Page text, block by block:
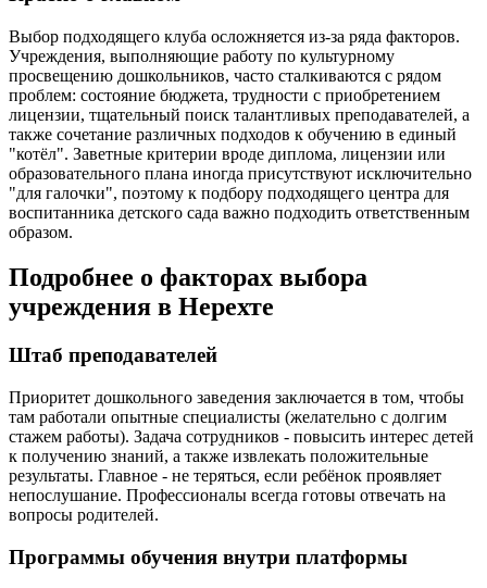
Выбор подходящего клуба осложняется из-за ряда факторов.
Учреждения, выполняющие работу по культурному
просвещению дошкольников, часто сталкиваются с рядом
проблем: состояние бюджета, трудности с приобретением
лицензии, тщательный поиск талантливых преподавателей, а
также сочетание различных подходов к обучению в единый
"котёл". Заветные критерии вроде диплома, лицензии или
образовательного плана иногда присутствуют исключительно
"для галочки", поэтому к подбору подходящего центра для
воспитанника детского сада важно подходить ответственным
образом.
Подробнее о факторах выбора
учреждения в Нерехте
Штаб преподавателей
Приоритет дошкольного заведения заключается в том, чтобы
там работали опытные специалисты (желательно с долгим
стажем работы). Задача сотрудников - повысить интерес детей
к получению знаний, а также извлекать положительные
результаты. Главное - не теряться, если ребёнок проявляет
непослушание. Профессионалы всегда готовы отвечать на
вопросы родителей.
Программы обучения внутри платформы